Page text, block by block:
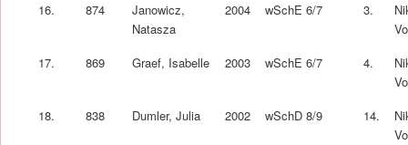
16.
874
Janowicz,
Natasza
2004 wSchE 6/7 3.
17.
869 Graef, Isabelle 2003 wSchE 6/7 4.
18.
838 Dumler, Julia 2002 wSchD 8/9 14.